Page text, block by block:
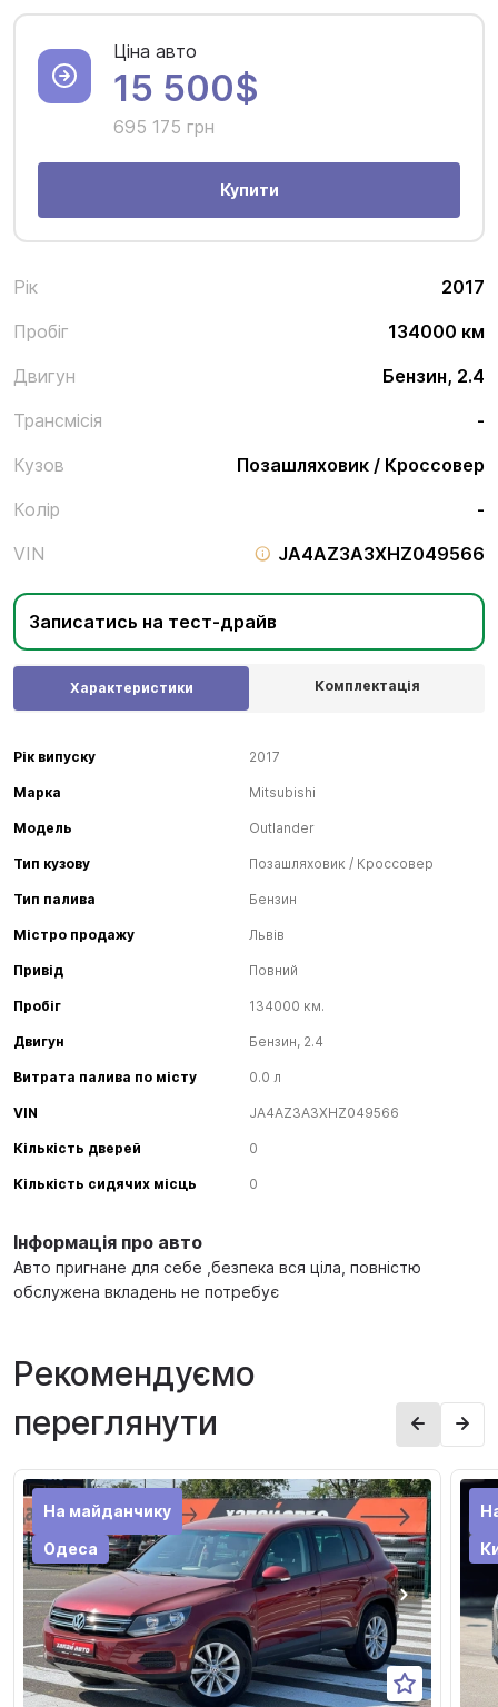
Рік
2017
Пробіг
134000 км
Двигун
Бензин, 2.4
Трансмісія
-
Кузов
Позашляховик / Кроссовер
Колір
-
VIN
JA4AZ3A3XHZ049566
Записатись на тест-драйв
Ціна авто
15 500$
695 175 грн
Купити
Інформація про авто
Авто пригнане для себе ,безпека вся ціла, повністю
обслужена вкладень не потребує
Характеристики Комплектація
Рік випуску 2017
Марка Mitsubishi
Модель Outlander
Тип кузову Позашляховик / Кроссовер
Тип палива Бензин
Містро продажу Львів
Привід Повний
Пробіг 134000 км.
Двигун Бензин, 2.4
Витрата палива по місту 0.0 л
VIN JA4AZ3A3XHZ049566
Кількість дверей 0
Кількість сидячих місць 0
Рекомендуємо
переглянути
На майданчику
Одеса